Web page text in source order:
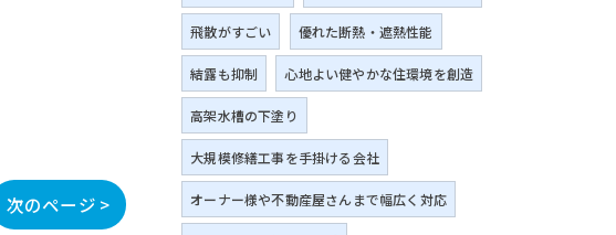
次のページ >
飛散がすごい 優れた断熱・遮熱性能
結露も抑制 心地よい健やかな住環境を創造
高架水槽の下塗り
大規模修繕工事を手掛ける会社
オーナー様や不動産屋さんまで幅広く対応